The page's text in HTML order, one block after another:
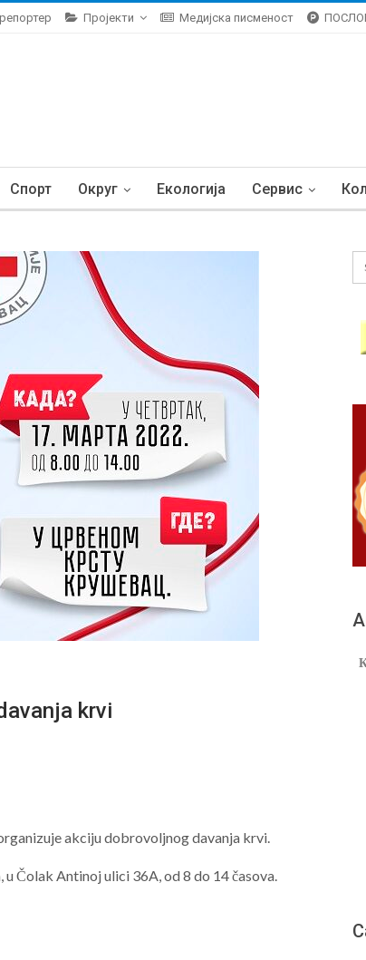
Пројекти Медијска писменост
Спорт Округ Екологија Сервис
krvi
akciju dobrovoljnog davanja krvi.
Čolak Antinoj ulici 36A, od 8 do 14 časova.